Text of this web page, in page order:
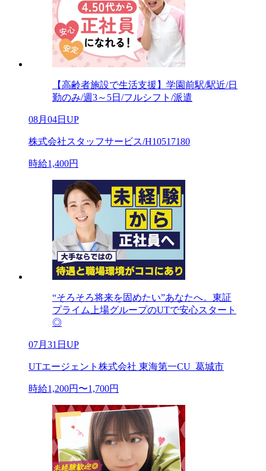
【高齢者施設で生活支援】学園前駅/駅近/日
勤のみ/週3～5日/フルシフト/派遣
08月04日UP
株式会社スタッフサービス/H10517180
時給1,400円
“そろそろ将来を固めたい”あなたへ。東証
プライム上場グループのUTで安心スタート
◎
07月31日UP
UTエージェント株式会社 東海第一CU_葛城市
時給1,200円〜1,700円